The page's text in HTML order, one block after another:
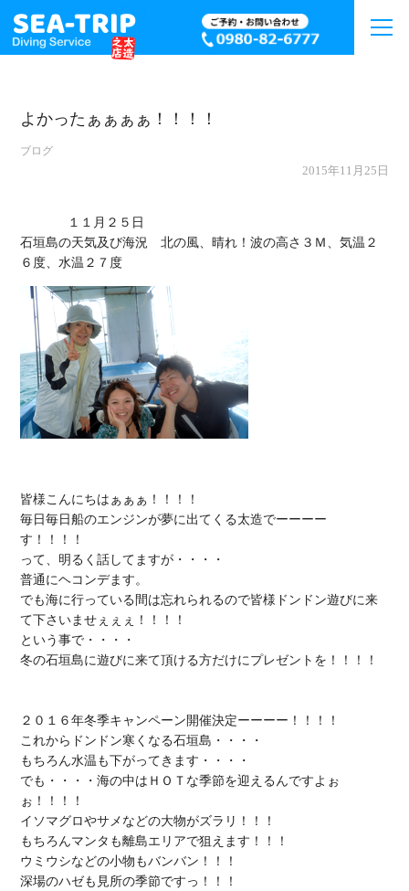
よかったぁぁぁぁ！！！！
ブログ
2015年11月25日
石垣島の天気及び海況　北の風、晴れ！波の高さ３Ｍ、気温２
皆様こんにちはぁぁぁ！！！！
毎日毎日船のエンジンが夢に出てくる太造でーーーー
す！！！！
って、明るく話してますが・・・・
普通にヘコンデます。
でも海に行っている間は忘れられるので皆様ドンドン遊びに来
て下さいませぇぇぇ！！！！
という事で・・・・
冬の石垣島に遊びに来て頂ける方だけにプレゼントを！！！！
２０１６年冬季キャンペーン開催決定ーーーー！！！！
これからドンドン寒くなる石垣島・・・・
もちろん水温も下がってきます・・・・
でも・・・・海の中はＨＯＴな季節を迎える んですよぉ
イソマグロやサメなどの大物がズラリ ！！！
もちろんマンタも離島エリアで狙えます
ウミウシなどの小物もバンバン
深場のハゼも見所の季節ですっ！！！